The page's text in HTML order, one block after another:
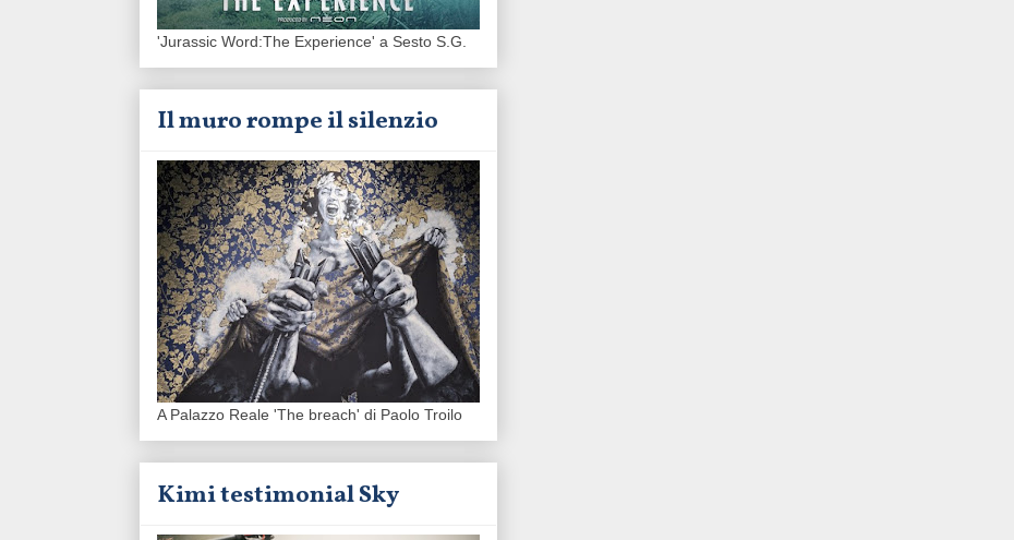
'Jurassic Word:The Experience' a Sesto S.G.
Il muro rompe il silenzio
A Palazzo Reale 'The breach' di Paolo Troilo
Kimi testimonial Sky